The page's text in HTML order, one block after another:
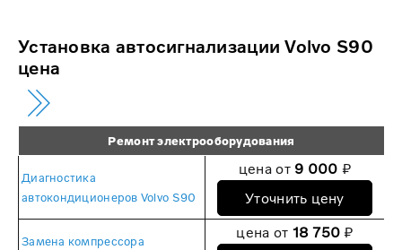
Установка автосигнализации Volvo S90
цена
Ремонт электрооборудования
Диагностика
автокондиционеров Volvo S90
цена от 9 000 ₽
Уточнить цену
Замена компрессора
цена от 18 750 ₽